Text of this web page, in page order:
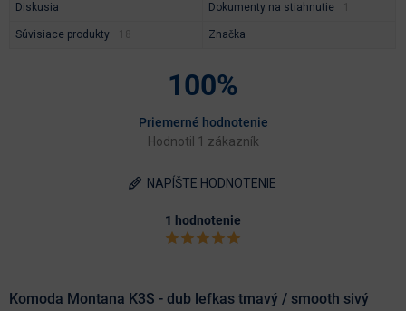
Diskusia Dokumenty na stiahnutie
Súvisiace produkty Značka
100%
Priemerné hodnotenie
Hodnotil 1 zákazník
NAPÍŠTE HODNOTENIE
1 hodnotenie
Komoda Montana K3S - dub lefkas tmavý / smooth sivý